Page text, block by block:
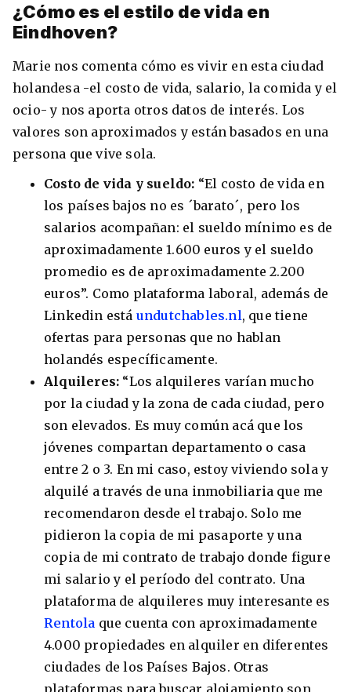
¿Cómo es el estilo de vida en
Eindhoven?
Marie nos comenta cómo es vivir en esta ciudad
holandesa -el costo de vida, salario, la comida y el
ocio- y nos aporta otros datos de interés. Los
valores son aproximados y están basados en una
persona que vive sola.
Costo de vida y sueldo: “El costo de vida en
los países bajos no es ´barato´, pero los
salarios acompañan: el sueldo mínimo es de
aproximadamente 1.600 euros y el sueldo
promedio es de aproximadamente 2.200
euros”. Como plataforma laboral, además de
Linkedin está undutchables.nl, que tiene
ofertas para personas que no hablan
holandés específicamente.
Alquileres: “Los alquileres varían mucho
por la ciudad y la zona de cada ciudad, pero
son elevados. Es muy común acá que los
jóvenes compartan departamento o casa
entre 2 o 3. En mi caso, estoy viviendo sola y
alquilé a través de una inmobiliaria que me
recomendaron desde el trabajo. Solo me
pidieron la copia de mi pasaporte y una
copia de mi contrato de trabajo donde figure
mi salario y el período del contrato. Una
plataforma de alquileres muy interesante es
Rentola que cuenta con aproximadamente
4.000 propiedades en alquiler en diferentes
ciudades de los Países Bajos. Otras
plataformas para buscar alojamiento son